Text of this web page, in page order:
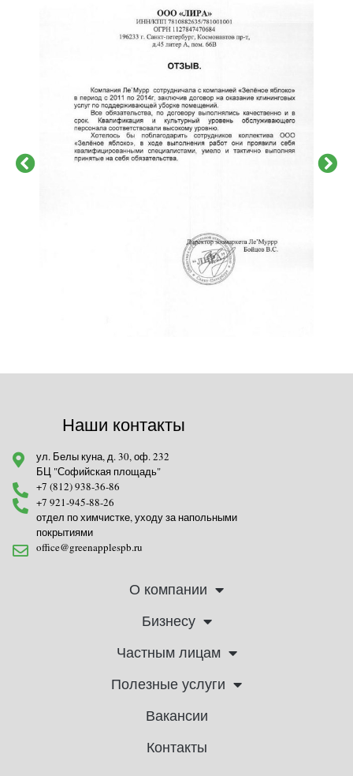
О компании
Бизнесу
Частным лицам
Полезные услуги
Вакансии
Контакты
Наши контакты
ул. Белы куна, д. 30, оф. 232
БЦ "Софийская площадь"
+7 (812) 938-36-86
+7 921-945-88-26
отдел по химчистке, уходу за напольными
покрытиями
office@greenapplespb.ru